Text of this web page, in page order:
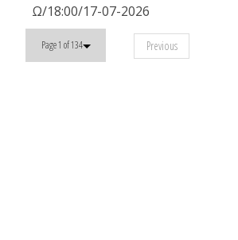
Ω/18:00/17-07-2026
Page 1 of 134 Previous